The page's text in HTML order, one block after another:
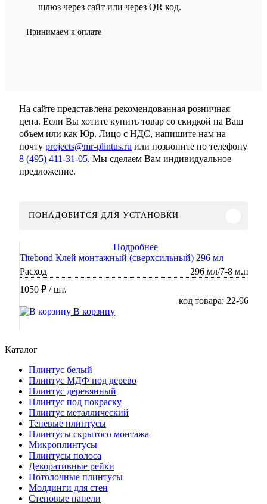
шлюз через сайт или через QR код.
Принимаем к оплате
На сайте представлена рекомендованная розничная
цена. Если Вы хотите купить товар со скидкой на Ваш
объем или как Юр. Лицо с НДС, напишите нам на
почту projects@mr-plintus.ru или позвоните по телефону
8 (495) 411-31-05. Мы сделаем Вам индивидуальное
предложение.
ПОНАДОБИТСЯ ДЛЯ УСТАНОВКИ
Подробнее
Titebond Клей монтажный (сверхсильный) 296 мл
Расход
296 мл/7-8 м.п
1050 ₽ / шт.
код товара: 22-96
В корзину
Каталог
Плинтус белый
Плинтус МДФ под дерево
Плинтус деревянный
Плинтус под покраску
Плинтус металлический
Теневые плинтусы
Плинтусы скрытого монтажа
Микроплинтусы
Плинтусы полоса
Декоративные рейки
Потолочные плинтусы
Молдинги для стен
Стеновые панели